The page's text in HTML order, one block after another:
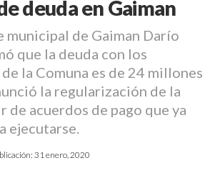
deuda en Gaiman
municipal de Gaiman Darío
que la deuda con los
la Comuna es de 24 millones
la regularización de la
de acuerdos de pago que ya
ejecutarse.
31 enero, 2020